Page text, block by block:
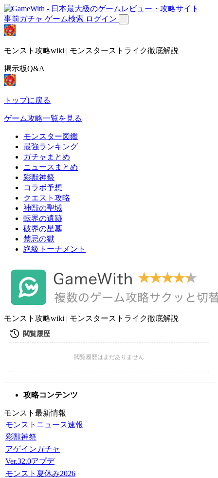
事前ガチャ ゲーム検索 ログイン
モンスト攻略wiki | モンスターストライク徹底解説
掲示板Q&A
トップに戻る
ゲーム攻略一覧を見る
モンスター図鑑
最強ランキング
ガチャまとめ
ニュースまとめ
彩獣神祭
コラボ予想
クエスト攻略
神獣の聖域
転界の遺跡
破界の星墓
禁忌の獄
絶級トーナメント
モンスト攻略wiki | モンスターストライク徹底解説
攻略コンテンツ
モンスト最新情報
モンストニュース速報
彩獣神祭
アゲインガチャ
Ver.32.0アプデ
モンスト夏休み2026